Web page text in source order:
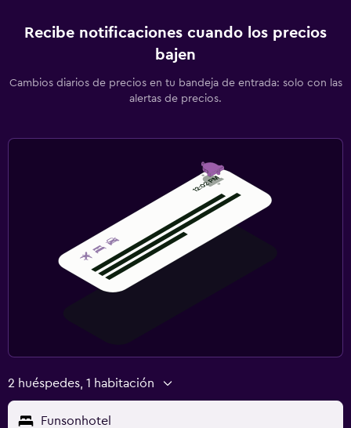
Recibe notificaciones cuando los precios
bajen
Cambios diarios de precios en tu bandeja de entrada: solo con las
alertas de precios.
2 huéspedes, 1 habitación
Funsonhotel